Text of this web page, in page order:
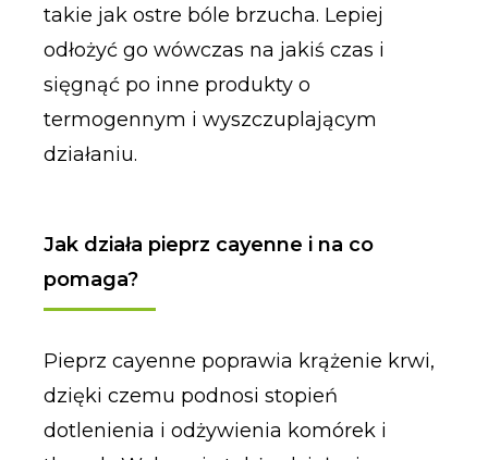
takie jak ostre bóle brzucha. Lepiej
odłożyć go wówczas na jakiś czas i
sięgnąć po inne produkty o
termogennym i wyszczuplającym
działaniu.
Jak działa pieprz cayenne i na co
pomaga?
Pieprz cayenne poprawia krążenie krwi,
dzięki czemu podnosi stopień
dotlenienia i odżywienia komórek i